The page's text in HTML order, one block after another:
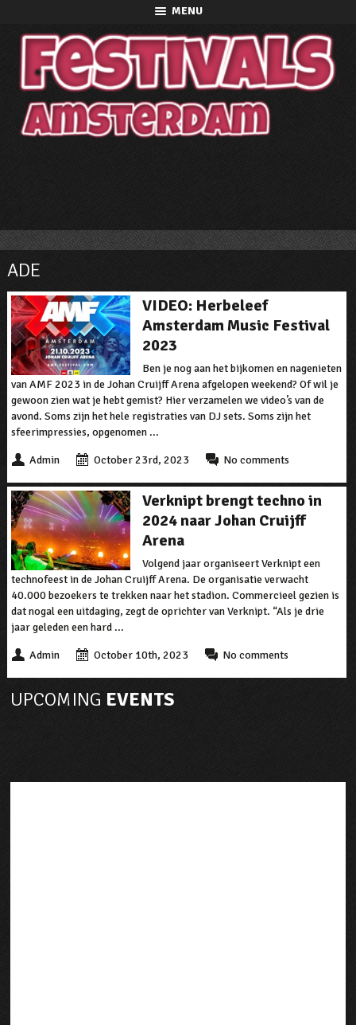
MENU
ADE
VIDEO: Herbeleef
Amsterdam Music Festival
2023
Ben je nog aan het bijkomen en nagenieten
van AMF 2023 in de Johan Cruijff Arena afgelopen weekend? Of wil je
gewoon zien wat je hebt gemist? Hier verzamelen we video’s van de
avond. Soms zijn het hele registraties van DJ sets. Soms zijn het
sfeerimpressies, opgenomen ...
Admin October 23rd, 2023 No comments
Verknipt brengt techno in
2024 naar Johan Cruijff
Arena
Volgend jaar organiseert Verknipt een
technofeest in de Johan Cruijff Arena. De organisatie verwacht
40.000 bezoekers te trekken naar het stadion. Commercieel gezien is
dat nogal een uitdaging, zegt de oprichter van Verknipt. “Als je drie
jaar geleden een hard ...
Admin October 10th, 2023 No comments
UPCOMING EVENTS